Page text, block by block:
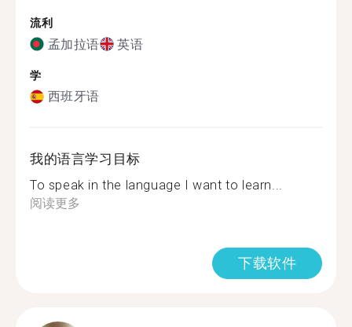
流利
孟加拉语 英语
学
西班牙语
我的语言学习目标
To speak in the language I want to learn...
阅读更多
下载软件